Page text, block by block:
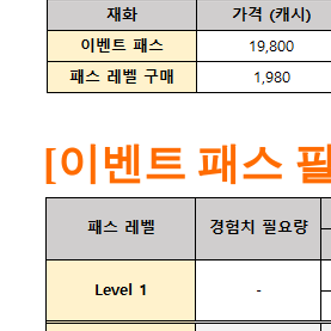
[이벤트 패스